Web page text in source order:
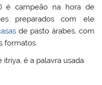
) é campeão na hora de
preparados com ele
de pasto árabes, com
formatos.
é a palavra usada